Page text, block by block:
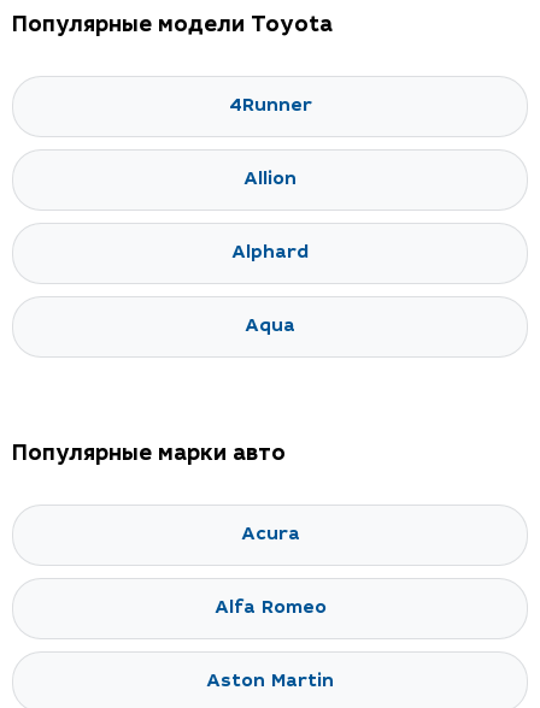
Популярные модели Toyota
4Runner
Allion
Alphard
Aqua
Популярные марки авто
Acura
Alfa Romeo
Aston Martin